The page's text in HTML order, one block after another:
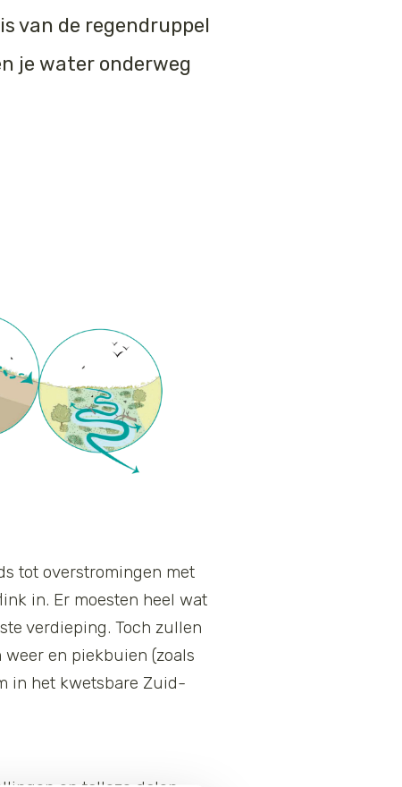
van de regendruppel
je water onderweg
tot overstromingen met
in. Er moesten heel wat
verdieping. Toch zullen
en piekbuien (zoals
in het kwetsbare Zuid-